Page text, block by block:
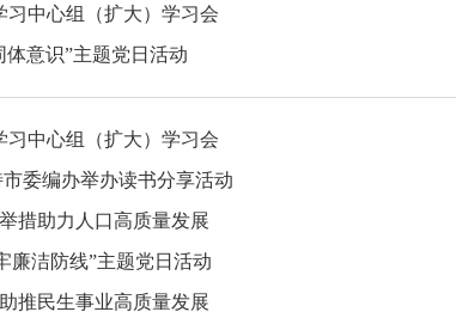
习中心组（扩大）学习会
意识”主题党日活动
习中心组（扩大）学习会
委编办举办读书分享活动
措助力人口高质量发展
廉洁防线”主题党日活动
推民生事业高质量发展